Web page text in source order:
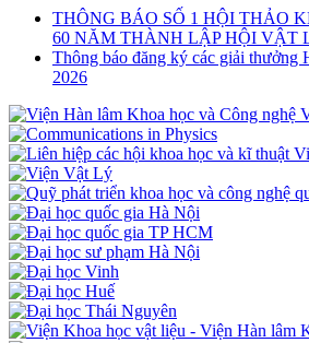
THÔNG BÁO SỐ 1 HỘI THẢO
60 NĂM THÀNH LẬP HỘI VẬT
Thông báo đăng ký các giải thưởng
2026